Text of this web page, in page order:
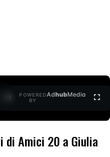
POWERED
BY
AdhubMedia
di Amici 20 a Giulia